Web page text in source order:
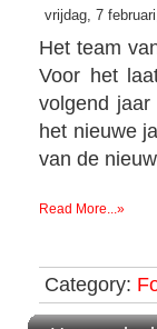
vrijdag, 7
Het team
Voor het
volgend jaar
het nieuwe
van de
Read More...»
Category: